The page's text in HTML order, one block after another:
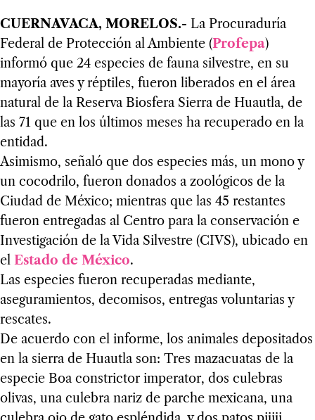
CUERNAVACA, MORELOS.- La Procuraduría
Federal de Protección al Ambiente (Profepa)
informó que 24 especies de fauna silvestre, en su
mayoría aves y réptiles, fueron liberados en el área
natural de la Reserva Biosfera Sierra de Huautla, de
las 71 que en los últimos meses ha recuperado en la
entidad.
Asimismo, señaló que dos especies más, un mono y
un cocodrilo, fueron donados a zoológicos de la
Ciudad de México; mientras que las 45 restantes
fueron entregadas al Centro para la conservación e
Investigación de la Vida Silvestre (CIVS), ubicado en
el Estado de México.
Las especies fueron recuperadas mediante,
aseguramientos, decomisos, entregas voluntarias y
rescates.
De acuerdo con el informe, los animales depositados
en la sierra de Huautla son: Tres mazacuatas de la
especie Boa constrictor imperator, dos culebras
olivas, una culebra nariz de parche mexicana, una